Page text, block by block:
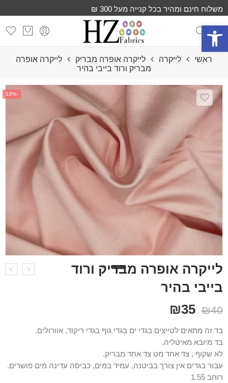
פתח סרגל נגישות
משלוח חינם ומהיר בכל קנייה מעל 300 ₪
ראשי לייקרה לייקרה אופרה מבריק
לייקרה אופרה
מבריק ורוד בייבי בהיר
-13%
לייקרה אופרה מבריק ורוד
בייבי בהיר
₪40
₪35
בד זה מתאים לטייצים בגדי ים בגדי גוף בגדי ריקוד, אוורולים.
בד מיובא מאיטליה.
לא שקוף , צד אחד מט צד אחד מבריק.
עבור בגדים אין צורך בביטנה, עמיד במים, כביסה עדינה מים פושרים.
רוחב 1.55